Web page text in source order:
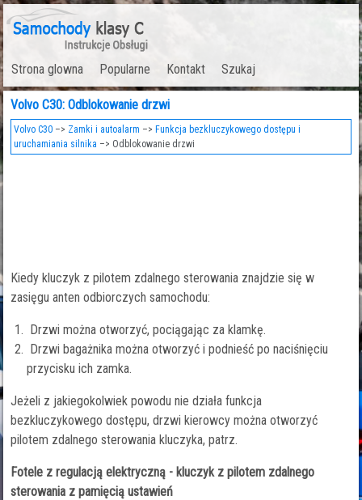
Strona glowna Popularne Kontakt Szukaj
Volvo C30: Odblokowanie drzwi
Volvo C30 –> Zamki i autoalarm –> Funkcja bezkluczykowego dostępu i
uruchamiania silnika –> Odblokowanie drzwi
Kiedy kluczyk z pilotem zdalnego sterowania znajdzie się w
zasięgu anten odbiorczych samochodu:
Drzwi można otworzyć, pociągając za klamkę.
Drzwi bagażnika można otworzyć i podnieść po naciśnięciu
przycisku ich zamka.
Jeżeli z jakiegokolwiek powodu nie działa funkcja
bezkluczykowego dostępu, drzwi kierowcy można otworzyć
pilotem zdalnego sterowania kluczyka, patrz.
Fotele z regulacją elektryczną - kluczyk z pilotem zdalnego
sterowania z pamięcią ustawień